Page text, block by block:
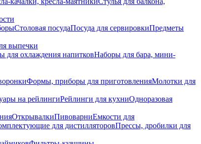
Столовая посудаПосуда для сервировкиПредметы
выпечки
для охлаждения напитковНаборы для бара, мини-
Формы, приборы для приготовленияМолотки для
на рейлингиРейлинги для кухниОдноразовая
ОткрывалкиПивоварниЕмкости для
для дистилляторовПрессы, дробилки для